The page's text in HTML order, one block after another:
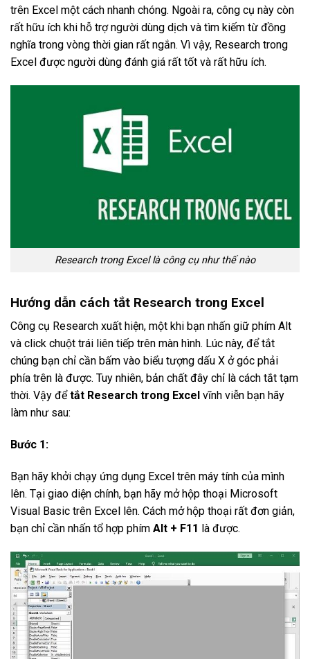
trên Excel một cách nhanh chóng. Ngoài ra, công cụ này còn
rất hữu ích khi hỗ trợ người dùng dịch và tìm kiếm từ đồng
nghĩa trong vòng thời gian rất ngắn. Vì vậy, Research trong
Excel được người dùng đánh giá rất tốt và rất hữu ích.
Research trong Excel là công cụ như thế nào
Hướng dẫn cách tắt Research trong Excel
Công cụ Research xuất hiện, một khi bạn nhấn giữ phím Alt
và click chuột trái liên tiếp trên màn hình. Lúc này, để tắt
chúng bạn chỉ cần bấm vào biểu tượng dấu X ở góc phải
phía trên là được. Tuy nhiên, bản chất đây chỉ là cách tắt tạm
thời. Vậy đểtắt Research trong Excel vĩnh viễn bạn hãy
làm như sau:
Bước 1:
Bạn hãy khởi chạy ứng dụng Excel trên máy tính của mình
lên. Tại giao diện chính, bạn hãy mở hộp thoại Microsoft
Visual Basic trên Excel lên. Cách mở hộp thoại rất đơn giản,
bạn chỉ cần nhấn tổ hợp phím Alt + F11 là được.